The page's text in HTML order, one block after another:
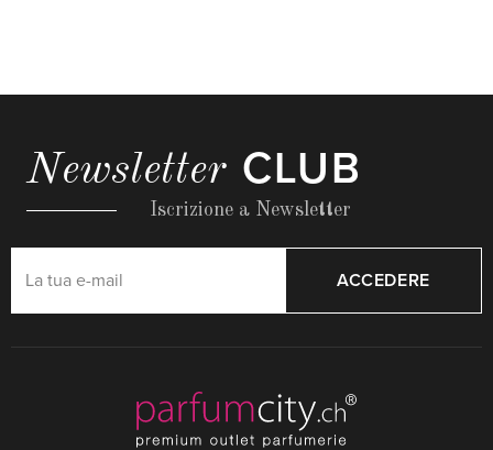
Newsletter CLUB
Iscrizione a Newsletter
ACCEDERE